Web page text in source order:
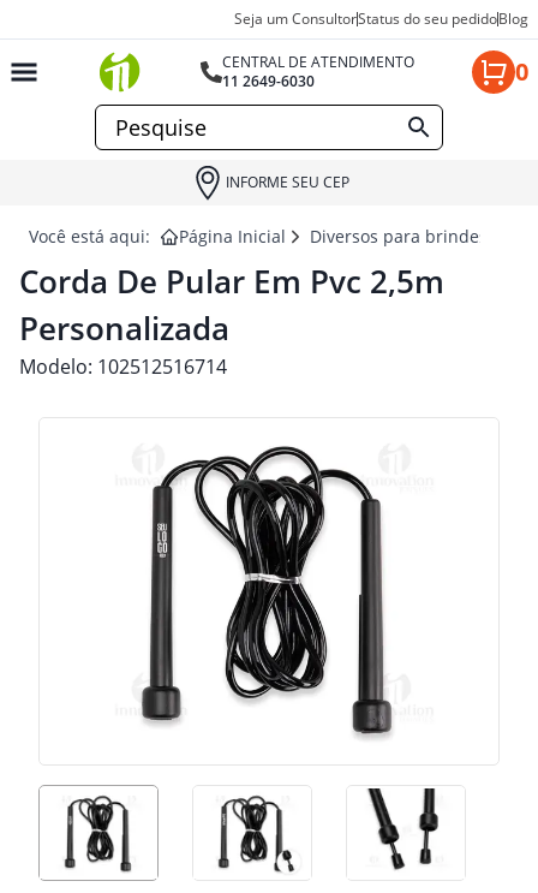
Seja um ConsultorStatus do seu pedidoBlog
CENTRAL DE ATENDIMENTO
11 2649-6030
0
INFORME SEU CEP
Você está aqui: Página Inicial Diversos para brindes
Corda De Pular Em Pvc 2,5m
Personalizada
Modelo: 102512516714